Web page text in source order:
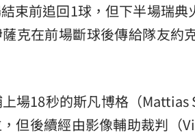
束前追回1球，但下半場瑞
克在前場斷球後傳給隊友約
場18秒的斯凡博格（
但後續經由影像輔助裁判（